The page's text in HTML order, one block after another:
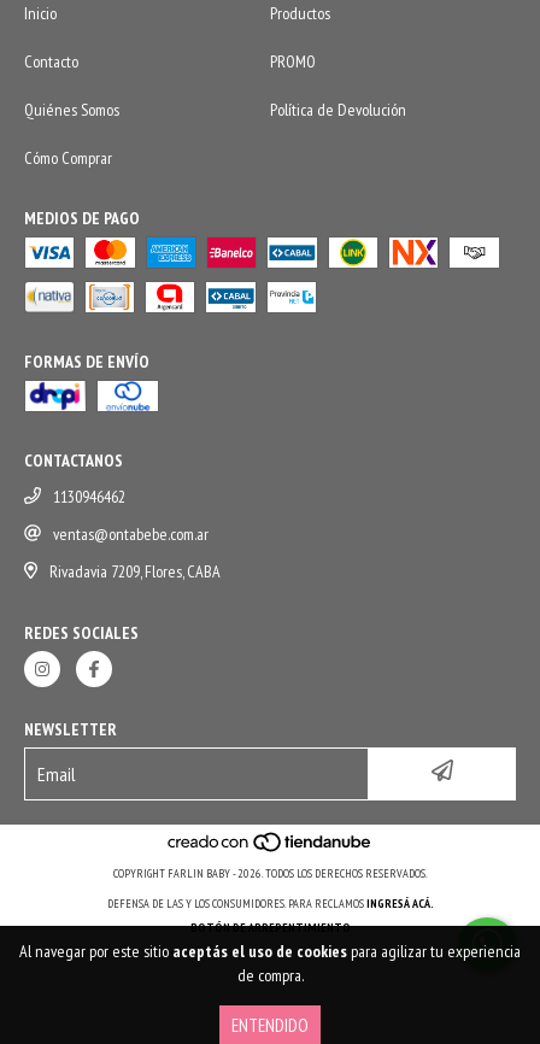
Al navegar por este sitio aceptás el uso de cookiespara agilizar tu experiencia
de compra.
ENTENDIDO
Inicio
Productos
Contacto PROMO
Quiénes Somos Política de Devolución
Cómo Comprar
MEDIOS DE PAGO
FORMAS DE ENVÍO
CONTACTANOS
1130946462
ventas@ontabebe.com.ar
Rivadavia 7209, Flores, CABA
REDES SOCIALES
NEWSLETTER
COPYRIGHT FARLIN BABY - 2026. TODOS LOS DERECHOS RESERVADOS.
DEFENSA DE LAS Y LOS CONSUMIDORES. PARA RECLAMOSINGRESÁ ACÁ.
BOTÓN DE ARREPENTIMIENTO